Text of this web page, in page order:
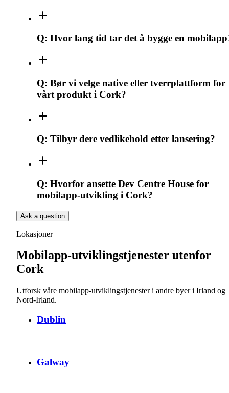
Q: Hvor lang tid tar det å bygge en
Q: Bør vi velge native eller tverrplattform for
vårt produkt i Cork?
Q: Tilbyr dere vedlikehold etter lansering?
Q: Hvorfor ansette Dev Centre House for
mobilapp-utvikling i Cork?
Ask a question
Lokasjoner
Mobilapp-utviklingstjenester utenfor
Cork
Utforsk våre mobilapp-utviklingstjenester i andre byer i Irland og
Nord-Irland.
Dublin
Galway